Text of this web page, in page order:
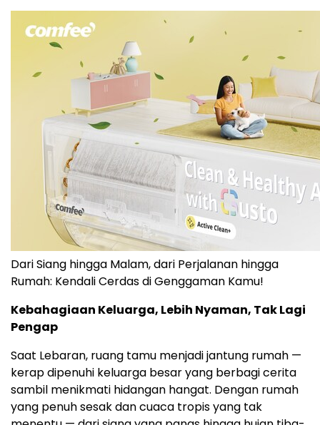
Dari Siang hingga Malam, dari Perjalanan hingga
Rumah: Kendali Cerdas di Genggaman Kamu!
Kebahagiaan Keluarga, Lebih Nyaman, Tak Lagi
Pengap
Saat Lebaran, ruang tamu menjadi jantung rumah —
kerap dipenuhi keluarga besar yang berbagi cerita
sambil menikmati hidangan hangat. Dengan rumah
yang penuh sesak dan cuaca tropis yang tak